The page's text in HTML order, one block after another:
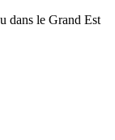
dans le Grand Est